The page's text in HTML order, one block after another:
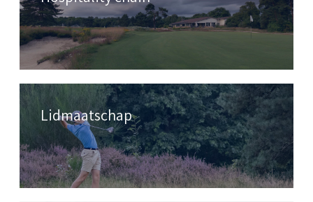
Lidmaatschap